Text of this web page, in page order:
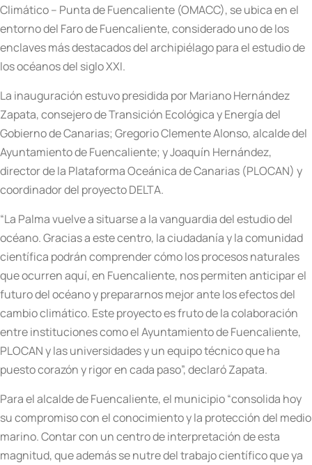
Climático – Punta de Fuencaliente (OMACC), se ubica en el
entorno del Faro de Fuencaliente, considerado uno de los
enclaves más destacados del archipiélago para el estudio de
los océanos del siglo XXI.
La inauguración estuvo presidida por Mariano Hernández
Zapata, consejero de Transición Ecológica y Energía del
Gobierno de Canarias; Gregorio Clemente Alonso, alcalde del
Ayuntamiento de Fuencaliente; y Joaquín Hernández,
director de la Plataforma Oceánica de Canarias (PLOCAN) y
coordinador del proyecto DELTA.
“La Palma vuelve a situarse a la vanguardia del estudio del
océano. Gracias a este centro, la ciudadanía y la comunidad
científica podrán comprender cómo los procesos naturales
que ocurren aquí, en Fuencaliente, nos permiten anticipar el
futuro del océano y prepararnos mejor ante los efectos del
cambio climático. Este proyecto es fruto de la colaboración
entre instituciones como el Ayuntamiento de Fuencaliente,
PLOCAN y las universidades y un equipo técnico que ha
puesto corazón y rigor en cada paso”, declaró Zapata.
Para el alcalde de Fuencaliente, el municipio “consolida hoy
su compromiso con el conocimiento y la protección del medio
marino. Contar con un centro de interpretación de esta
magnitud, que además se nutre del trabajo científico que ya